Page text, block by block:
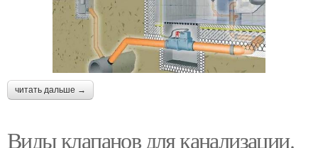
читать дальше →
Виды клапанов для канализации.